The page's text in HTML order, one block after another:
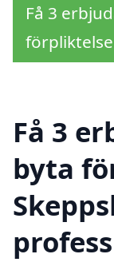
Få 3
Få 3
byta